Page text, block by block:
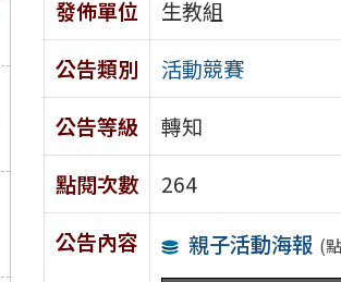
發佈單位
生教組
公告類別
活動競賽
公告等級
轉知
點閱次數
264
公告內容
親子活動海報 (